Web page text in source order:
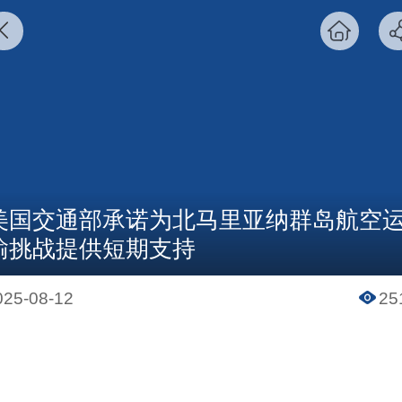
国交通部承诺为北马里亚纳群岛航空
挑战提供短期支持
08-12